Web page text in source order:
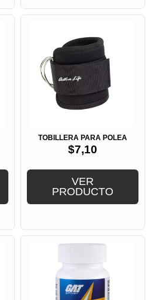
TOBILLERA PARA POLEA
$7,10
VER
PRODUCTO